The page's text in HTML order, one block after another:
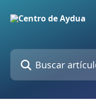
Buscar artículos...